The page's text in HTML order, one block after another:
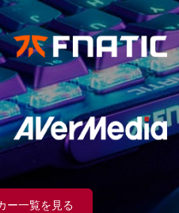
ー一覧を見る